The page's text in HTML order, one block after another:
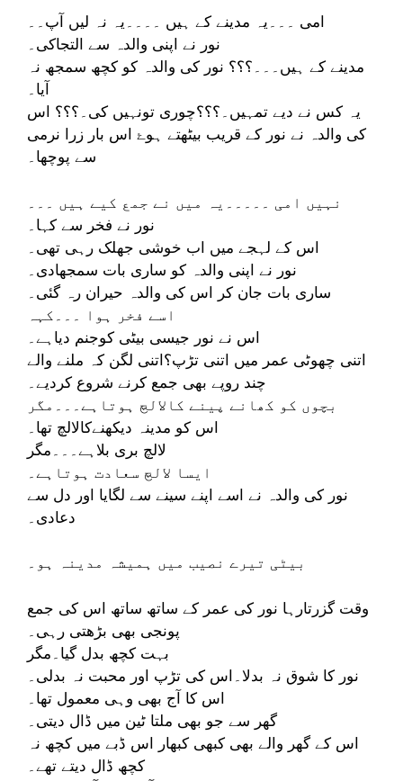
امی ۔۔۔یہ مدینے کے ہیں ۔۔۔۔یہ نہ لیں آپ۔۔
نور نے اپنی والدہ سے التجاکی۔
مدینے کے ہیں۔۔۔؟؟؟ نور کی والدہ کو کچھ سمجھ نہ
آیا۔
یہ کس نے دیے تمہیں۔؟؟؟چوری تونہیں کی۔؟؟؟ اس
کی والدہ نے نور کے قریب بیٹھتے ہوۓ اس بار زرا نرمی
سے پوچھا۔
نہیں امی ۔۔۔۔۔یہ میں نے جمع کیے ہیں ۔۔۔
نور نے فخر سے کہا۔
اس کے لہجے میں اب خوشی جھلک رہی تھی۔
نور نے اپنی والدہ کو ساری بات سمجھادی۔
ساری بات جان کر اس کی والدہ حیران رہ گئی۔
اسے فخر ہوا ۔۔۔کہہ
اس نے نور جیسی بیٹی کوجنم دیاہے۔
اتنی چھوٹی عمر میں اتنی تڑپ؟اتنی لگن کہ ملنے والے
چند روپے بھی جمع کرنے شروع کردیے۔
بچوں کو کھانے پینے کالالچ ہوتاہے۔۔۔مگر
اس کو مدینہ دیکھنےکالالچ تھا۔
لالچ بری بلاہے۔۔۔مگر
ایسا لالچ سعادت ہوتاہے۔
نور کی والدہ نے اسے اپنے سینے سے لگایا اور دل سے
دعادی۔
بیٹی تیرے نصیب میں ہمیشہ مدینہ ہو۔
وقت گزرتارہا نور کی عمر کے ساتھ ساتھ اس کی جمع
پونجی بھی بڑھتی رہی۔
بہت کچھ بدل گیا۔مگر
نور کا شوق نہ بدلا۔اس کی تڑپ اور محبت نہ بدلی۔
اس کا آج بھی وہی معمول تھا۔
گھر سے جو بھی ملتا ٹین میں ڈال دیتی۔
اس کے گھر والے بھی کبھی کبھار اس ڈبے میں کچھ نہ
کچھ ڈال دیتے تھے۔